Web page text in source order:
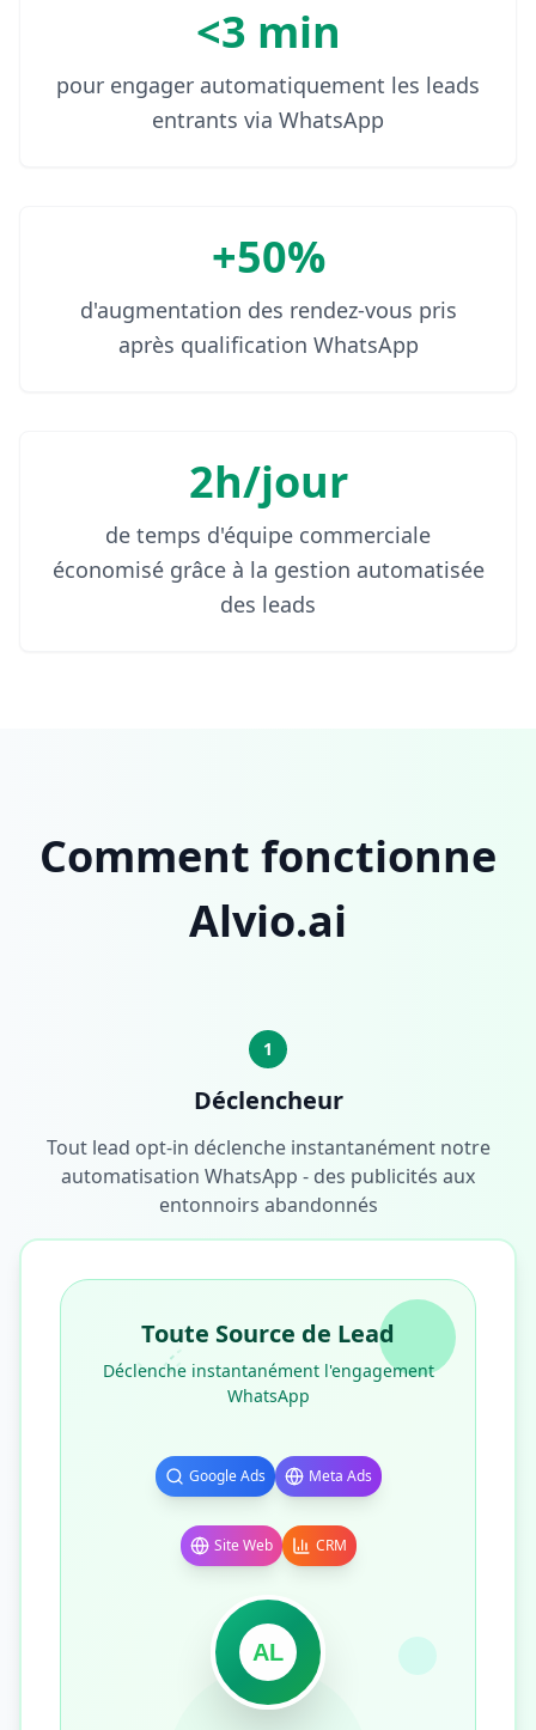
<3 min
pour engager automatiquement les leads
entrants via WhatsApp
+50%
d'augmentation des rendez-vous pris
après qualification WhatsApp
2h/jour
de temps d'équipe commerciale
économisé grâce à la gestion automatisée
des leads
Comment fonctionne
Alvio.ai
1
Déclencheur
Tout lead opt-in déclenche instantanément notre
automatisation WhatsApp - des publicités aux
entonnoirs abandonnés
Toute Source de Lead
Déclenche instantanément l'engagement
WhatsApp
Google Ads Meta Ads
Site Web CRM
AL